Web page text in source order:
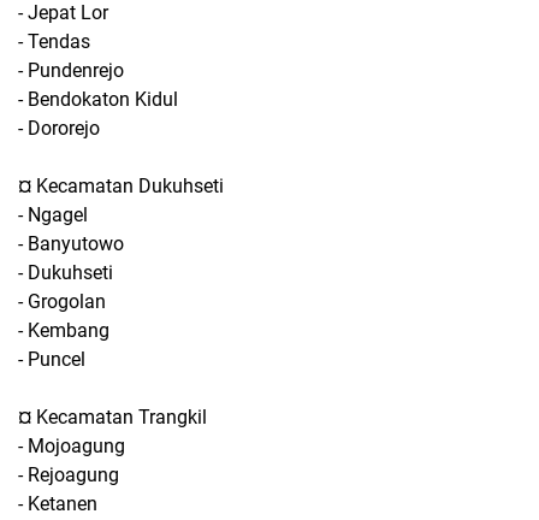
- Jepat Lor
- Tendas
- Pundenrejo
- Bendokaton Kidul
- Dororejo
¤ Kecamatan Dukuhseti
- Ngagel
- Banyutowo
- Dukuhseti
- Grogolan
- Kembang
- Puncel
¤ Kecamatan Trangkil
- Mojoagung
- Rejoagung
- Ketanen